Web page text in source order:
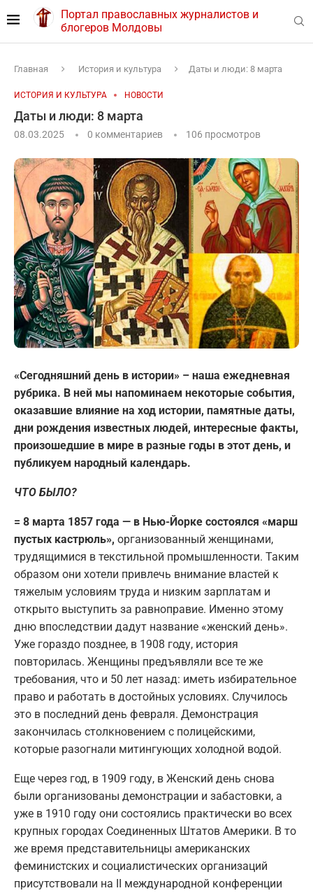
Портал православных журналистов и
блогеров Молдовы
Главная История и культура Даты и люди: 8 марта
ИСТОРИЯ И КУЛЬТУРА НОВОСТИ
Даты и люди: 8 марта
08.03.2025 0 комментариев 106 просмотров
«Сегодняшний день в истории» – наша ежедневная
рубрика. В ней мы напоминаем некоторые события,
оказавшие влияние на ход истории, памятные даты,
дни рождения известных людей, интересные факты,
произошедшие в мире в разные годы в этот день, и
публикуем народный календарь.
ЧТО БЫЛО?
= 8 марта 1857 года — в Нью-Йорке состоялся «марш
пустых кастрюль», организованный женщинами,
трудящимися в текстильной промышленности. Таким
образом они хотели привлечь внимание властей к
тяжелым условиям труда и низким зарплатам и
открыто выступить за равноправие. Именно этому
дню впоследствии дадут название «женский день».
Уже гораздо позднее, в 1908 году, история
повторилась. Женщины предъявляли все те же
требования, что и 50 лет назад: иметь избирательное
право и работать в достойных условиях. Случилось
это в последний день февраля. Демонстрация
закончилась столкновением с полицейскими,
которые разогнали митингующих холодной водой.
Еще через год, в 1909 году, в Женский день снова
были организованы демонстрации и забастовки, а
уже в 1910 году они состоялись практически во всех
крупных городах Соединенных Штатов Америки. В то
же время представительницы американских
феминистских и социалистических организаций
присутствовали на II международной конференции